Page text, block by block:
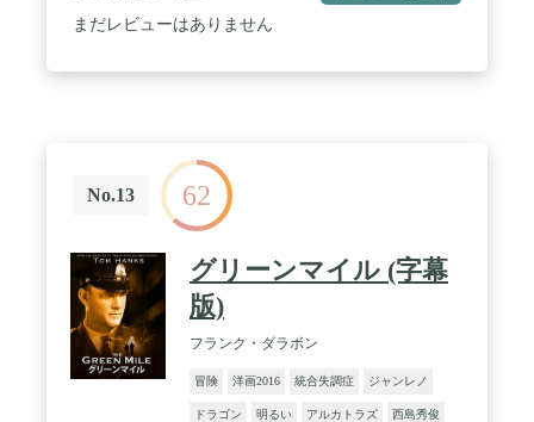
まだレビューはありません
No.13 62
グリーンマイル (字幕
版)
フランク・ダラボン
冒険 洋画2016 統合失調症 ジャンレノ
ドラゴン 明るい アルカトラズ 西島秀俊